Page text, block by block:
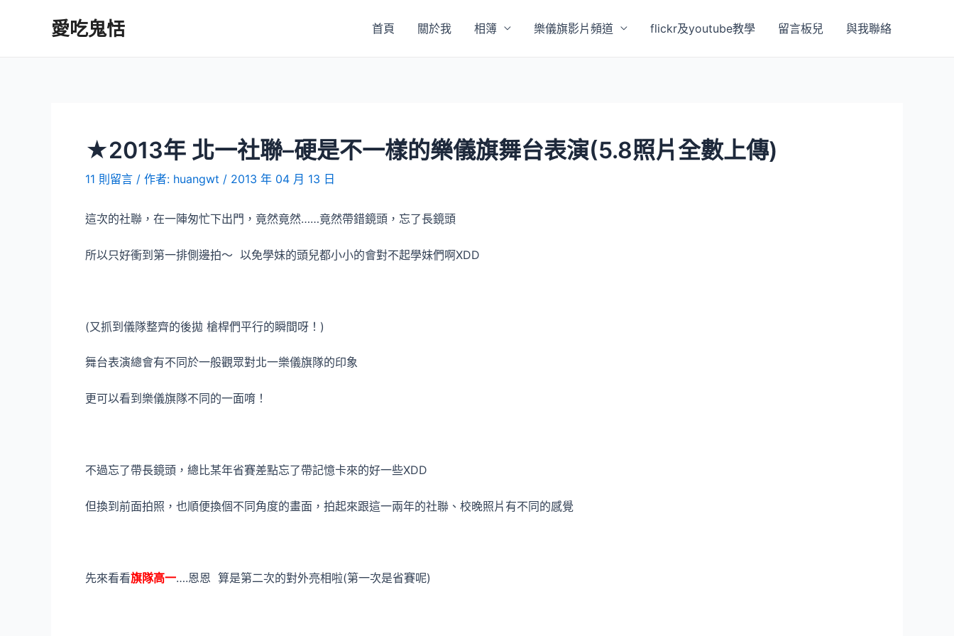
愛吃鬼恬 首頁 關於我 相簿 樂儀旗影片頻道 flickr及youtube教學 留言板兒 與我聯絡
★2013年 北一社聯–硬是不一樣的樂儀旗舞台表演(5.8照片全數上傳)
11 則留言 / 作者: huangwt / 2013 年 04 月 13 日
這次的社聯，在一陣匆忙下出門，竟然竟然……竟然帶錯鏡頭，忘了長鏡頭
所以只好衝到第一排側邊拍～ 以免學妹的頭兒都小小的會對不起學妹們啊XDD
(又抓到儀隊整齊的後拋 槍桿們平行的瞬間呀！)
舞台表演總會有不同於一般觀眾對北一樂儀旗隊的印象
更可以看到樂儀旗隊不同的一面唷！
不過忘了帶長鏡頭，總比某年省賽差點忘了帶記憶卡來的好一些XDD
但換到前面拍照，也順便換個不同角度的畫面，拍起來跟這一兩年的社聯、校晚照片有不同的感覺
先來看看旗隊高一….恩恩 算是第二次的對外亮相啦(第一次是省賽呢)